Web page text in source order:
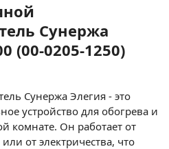
Сунержа
(00-0205-1250)
Сунержа Элегия - это
устройство для обогрева и
комнате. Он работает от
от электричества, что